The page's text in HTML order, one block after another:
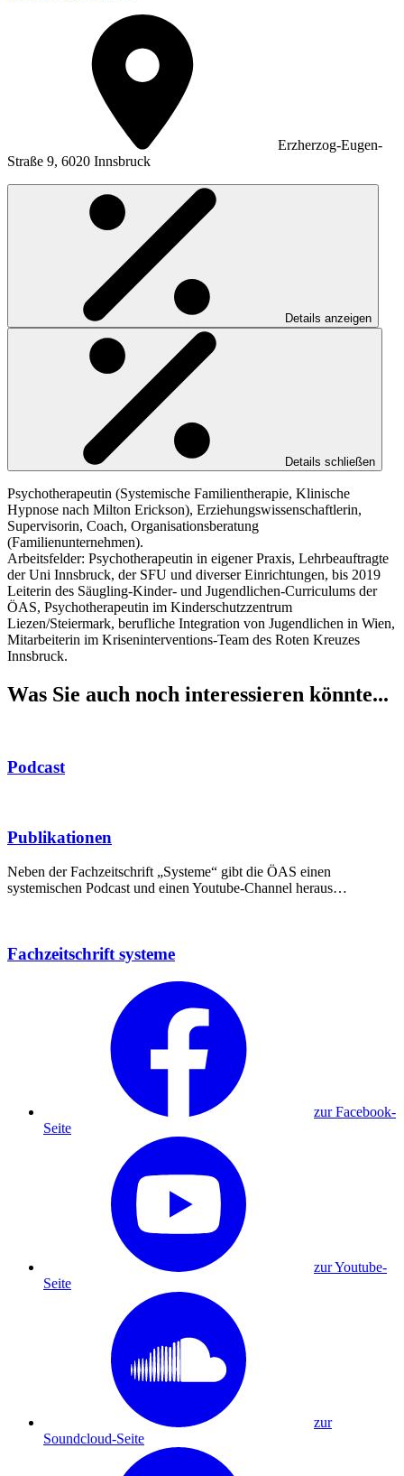
Erzherzog-Eugen-
Straße 9, 6020 Innsbruck
Details anzeigen
Details schließen
Psychotherapeutin (Systemische Familientherapie, Klinische
Hypnose nach Milton Erickson), Erziehungswissenschaftlerin,
Supervisorin, Coach, Organisationsberatung
(Familienunternehmen).
Arbeitsfelder: Psychotherapeutin in eigener Praxis, Lehrbeauftragte
der Uni Innsbruck, der SFU und diverser Einrichtungen, bis 2019
Leiterin des Säugling-Kinder- und Jugendlichen-Curriculums der
ÖAS, Psychotherapeutin im Kinderschutzzentrum
Liezen/Steiermark, berufliche Integration von Jugendlichen in Wien,
Mitarbeiterin im Kriseninterventions-Team des Roten Kreuzes
Innsbruck.
Was Sie auch noch interessieren könnte...
Podcast
Publikationen
Neben der Fachzeitschrift „Systeme“ gibt die ÖAS einen
systemischen Podcast und einen Youtube-Channel heraus…
Fachzeitschrift systeme
zur Facebook-
Seite
zur Youtube-
Seite
zur
Soundcloud-Seite